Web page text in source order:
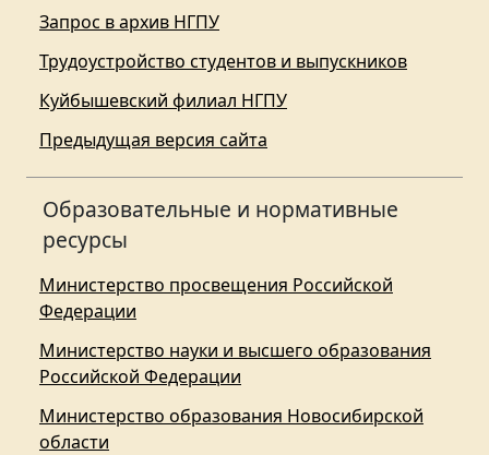
Запрос в архив НГПУ
Трудоустройство студентов и выпускников
Куйбышевский филиал НГПУ
Предыдущая версия сайта
Образовательные и нормативные
ресурсы
Министерство просвещения Российской
Федерации
Министерство науки и высшего образования
Российской Федерации
Министерство образования Новосибирской
области